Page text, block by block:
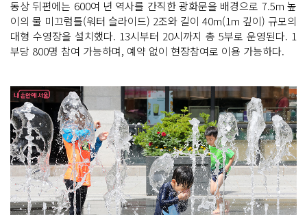
동상 뒤편에는 600여 년 역사를 간직한 광화문을 배경으로 7.5m 높
이의 물 미끄럼틀(워터 슬라이드) 2조와 길이 40m(1m 깊이) 규모의
대형 수영장을 설치했다. 13시부터 20시까지 총 5부로 운영된다. 1
부당 800명 참여 가능하며, 예약 없이 현장참여로 이용 가능하다.